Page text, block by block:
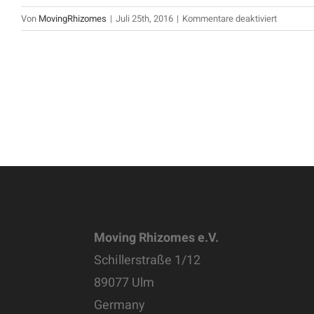
Von MovingRhizomes | Juli 25th, 2016 | Kommentare deaktiviertfür
Moving Rhizomes e.V.
Schillerstraße 1/12
89077 Ulm
Germany